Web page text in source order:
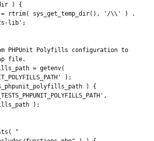
) {
lib';
PHPUnit Polyfills configuration to
file.
= getenv(
);
) {
);
"